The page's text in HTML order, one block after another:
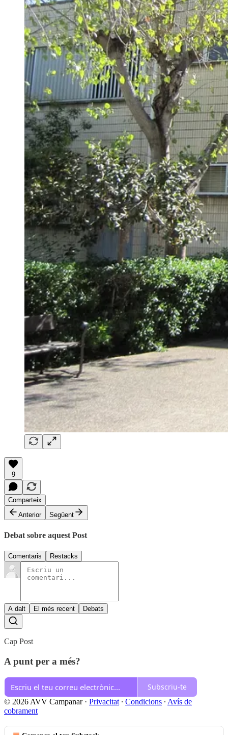
9
Comparteix
Anterior
Següent
Debat sobre aquest Post
Comentaris Restacks
A dalt El més recent Debats
Cap Post
A punt per a més?
Subscriu-te
© 2026 AVV Campanar· Privacitat ∙ Condicions ∙ Avís de
cobrament